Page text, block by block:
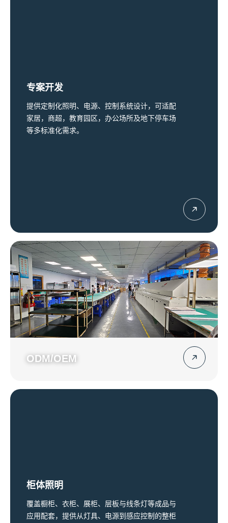
专案开发
提供定制化照明、电源、控制系统设计，可适配
家居，商超，教育园区，办公场所及地下停车场
等多标准化需求。
ODM/OEM
柜体照明
覆盖橱柜、衣柜、展柜、层板与线条灯等成品与
应用配套，提供从灯具、电源到感应控制的整柜